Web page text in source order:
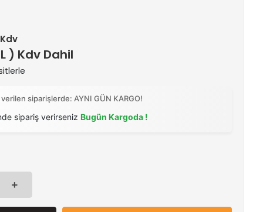
) Kdv Dahil
siparişlerde: AYNI GÜN KARGO!
sipariş verirseniz Bugün Kargoda !